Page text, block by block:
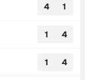
4 1
1 4
1 4